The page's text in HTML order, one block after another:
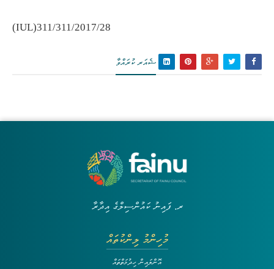
(IUL)311/311/2017/28
ޝެއަރ ކުރައްވާ
ރ. ފައިނު ކައުންސިލްގެ އިދާރާ
މުހިންމު ލިންކުތައް
އޮންލައިން ހިދުމަތްތައް